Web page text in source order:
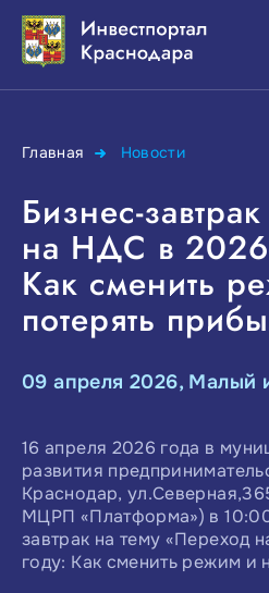
Главная Новости
Бизнес-
на НДС в
Как сменить
потерять
09 апреля 2026, Малый
16 апреля 2026 года в
развития
Краснодар,
МЦРП «Платформа») в
завтрак на тему «Переход
году: Как сменить режим и